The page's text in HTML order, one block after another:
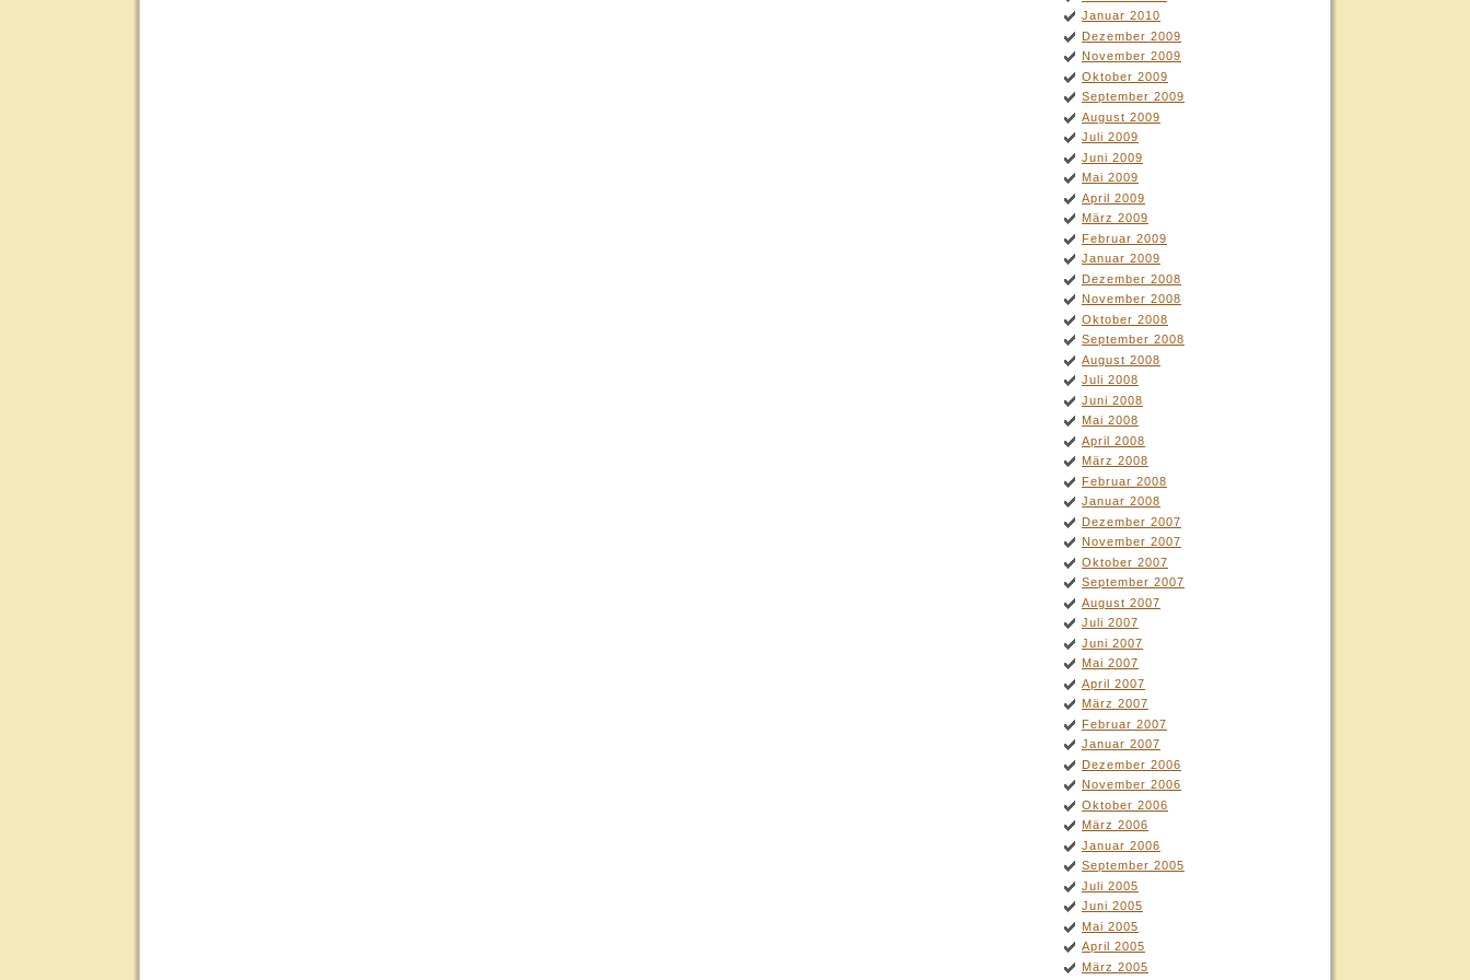
Januar 2010
Dezember 2009
November 2009
Oktober 2009
September 2009
August 2009
Juli 2009
Juni 2009
Mai 2009
April 2009
März 2009
Februar 2009
Januar 2009
Dezember 2008
November 2008
Oktober 2008
September 2008
August 2008
Juli 2008
Juni 2008
Mai 2008
April 2008
März 2008
Februar 2008
Januar 2008
Dezember 2007
November 2007
Oktober 2007
September 2007
August 2007
Juli 2007
Juni 2007
Mai 2007
April 2007
März 2007
Februar 2007
Januar 2007
Dezember 2006
November 2006
Oktober 2006
März 2006
Januar 2006
September 2005
Juli 2005
Juni 2005
Mai 2005
April 2005
März 2005